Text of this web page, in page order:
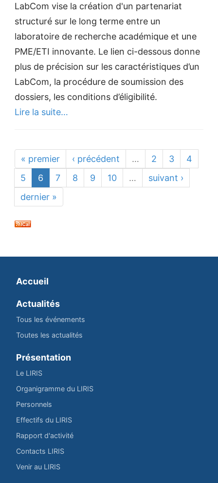
LabCom vise la création d'un partenariat
structuré sur le long terme entre un
laboratoire de recherche académique et une
PME/ETI innovante. Le lien ci-dessous donne
plus de précision sur les caractéristiques d’un
LabCom, la procédure de soumission des
dossiers, les conditions d’éligibilité.
Lire la suite…
« premier ‹ précédent … 2 3
4
5
6 7 8 9 10 …
suivant ›
dernier »
Accueil
Actualités
Tous les événements
Toutes les actualités
Présentation
Le LIRIS
Organigramme du LIRIS
Personnels
Effectifs du LIRIS
Rapport d'activité
Contacts LIRIS
Venir au LIRIS